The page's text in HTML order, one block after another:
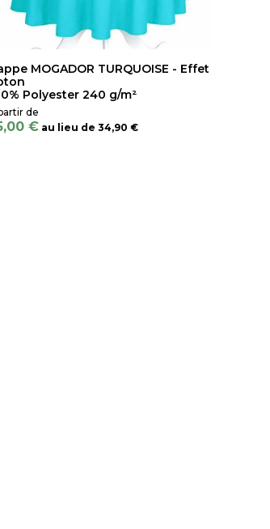
MOGADOR TURQUOISE - Effet
Polyester 240 g/m²
€ au lieu de 34,90 €